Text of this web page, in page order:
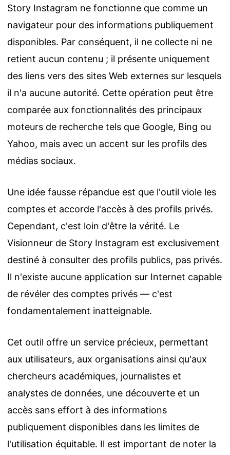
Story Instagram ne fonctionne que comme un
navigateur pour des informations publiquement
disponibles. Par conséquent, il ne collecte ni ne
retient aucun contenu ; il présente uniquement
des liens vers des sites Web externes sur lesquels
il n'a aucune autorité. Cette opération peut être
comparée aux fonctionnalités des principaux
moteurs de recherche tels que Google, Bing ou
Yahoo, mais avec un accent sur les profils des
médias sociaux.
Une idée fausse répandue est que l'outil viole les
comptes et accorde l'accès à des profils privés.
Cependant, c'est loin d'être la vérité. Le
Visionneur de Story Instagram est exclusivement
destiné à consulter des profils publics, pas privés.
Il n'existe aucune application sur Internet capable
de révéler des comptes privés — c'est
fondamentalement inatteignable.
Cet outil offre un service précieux, permettant
aux utilisateurs, aux organisations ainsi qu'aux
chercheurs académiques, journalistes et
analystes de données, une découverte et un
accès sans effort à des informations
publiquement disponibles dans les limites de
l'utilisation équitable. Il est important de noter la